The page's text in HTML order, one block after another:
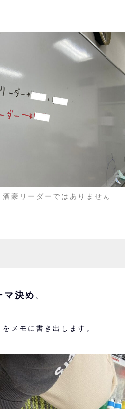
豪リーダーではありません
マ決め 。
メモに書き出します。